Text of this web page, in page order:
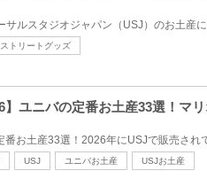
サルスタジオジャパン（USJ）のお土産
トリートグッズ
】ユニバの定番お土産33選！マ
番お土産33選！2026年にUSJで販売さ
USJ ユニバお土産 USJお土産